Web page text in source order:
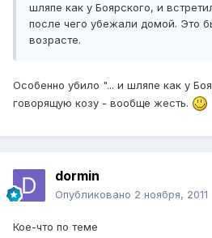
шляпе как у Боярского, и
после чего убежали домой. Это
возрасте.
Особенно убило "... и шляпе как у
говорящую козу - вообще жесть.
dormin
Опубликовано 2 ноября, 2011
Кое-что по теме